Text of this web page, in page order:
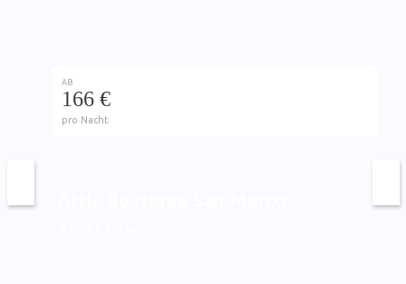
AB
166 €
pro Nacht